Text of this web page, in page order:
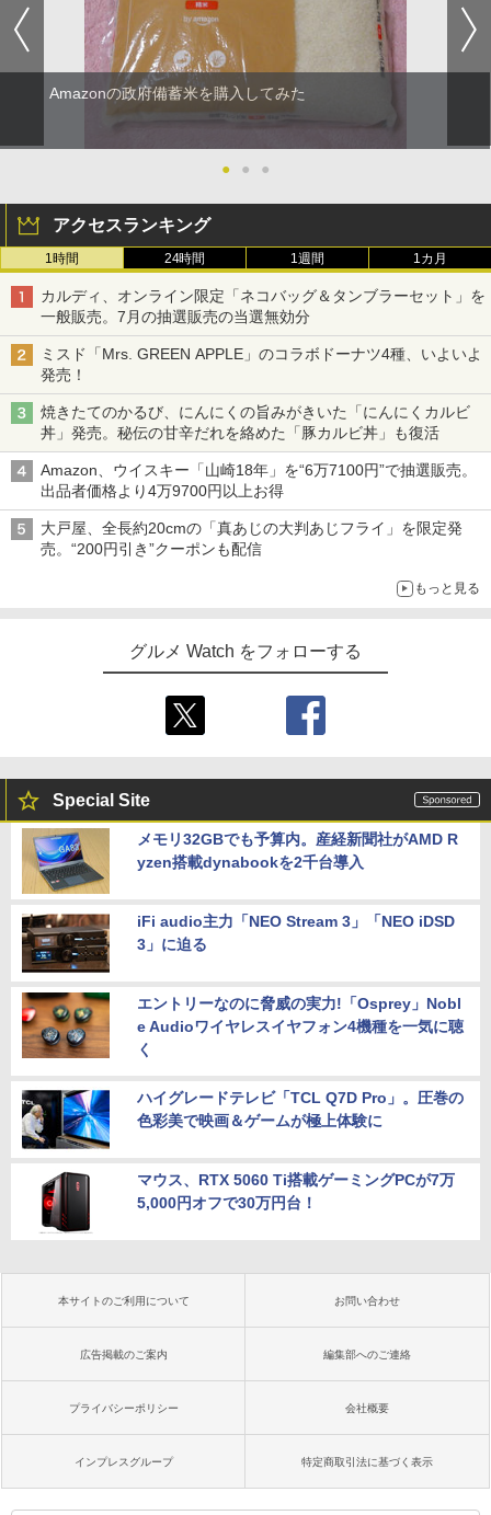
Amazonの政府備蓄米を購入してみた
● ● ●
アクセスランキング
1時間 24時間 1週間 1カ月
カルディ、オンライン限定「ネコバッグ＆タンブラーセット」を
一般販売。7月の抽選販売の当選無効分
ミスド「Mrs. GREEN APPLE」のコラボドーナツ4種、いよいよ
発売！
焼きたてのかるび、にんにくの旨みがきいた「にんにくカルビ
丼」発売。秘伝の甘辛だれを絡めた「豚カルビ丼」も復活
Amazon、ウイスキー「山崎18年」を“6万7100円”で抽選販売。
出品者価格より4万9700円以上お得
大戸屋、全長約20cmの「真あじの大判あじフライ」を限定発
売。“200円引き”クーポンも配信
もっと見る
グルメ Watch をフォローする
Special Site
メモリ32GBでも予算内。産経新聞社がAMD R
yzen搭載dynabookを2千台導入
iFi audio主力「NEO Stream 3」「NEO iDSD
3」に迫る
エントリーなのに脅威の実力!「Osprey」Nobl
e Audioワイヤレスイヤフォン4機種を一気に聴
く
ハイグレードテレビ「TCL Q7D Pro」。圧巻の
色彩美で映画＆ゲームが極上体験に
マウス、RTX 5060 Ti搭載ゲーミングPCが7万
5,000円オフで30万円台！
本サイトのご利用について お問い合わせ
広告掲載のご案内 編集部へのご連絡
プライバシーポリシー 会社概要
インプレスグループ 特定商取引法に基づく表示